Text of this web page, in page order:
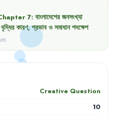
7: বাংলাদেশের জনসংখ্যা
বৃদ্ধির কারণ, প্রভাব ও সমাধান পদক্ষেপ
Creative Question
10